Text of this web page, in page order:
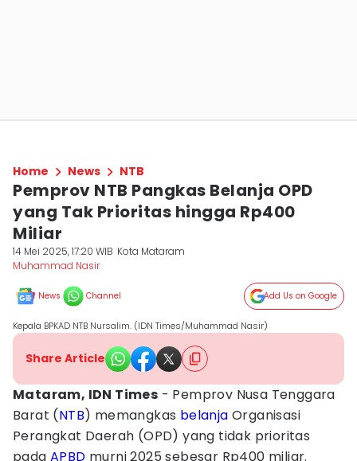
Home News NTB
Pemprov NTB Pangkas Belanja OPD
yang Tak Prioritas hingga Rp400
Miliar
14 Mei 2025, 17:20 WIB Kota Mataram
Muhammad Nasir
News Channel Add Us on Google
Kepala BPKAD NTB Nursalim. (IDN Times/Muhammad Nasir)
Share Article
Mataram, IDN Times - Pemprov Nusa Tenggara
Barat (NTB) memangkas belanja Organisasi
Perangkat Daerah (OPD) yang tidak prioritas
pada APBD murni 2025 sebesar Rp400 miliar.